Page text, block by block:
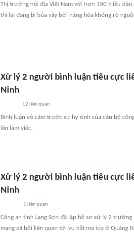
Thị trường nội địa Việt Nam với hơn 100 triệu
thì lại đang bị bủa vây bởi hàng hóa không rõ
Xử lý 2 người bình luận tiêu cực
Ninh
12 liên quan
Bình luận vô cảm trước sự hy sinh của cán bộ
lên làm việc.
Xử lý 2 người bình luận tiêu cực
Ninh
1 liên quan
Công an tỉnh Lạng Sơn đã lập hồ sơ xử lý 2
mạng xã hội liên quan tới vụ bắt ma túy ở Quảng